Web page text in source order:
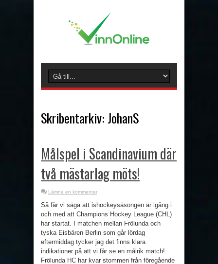
Skribentarkiv: JohanS
Målspel i Scandinavium där
två mästarlag möts!
Lämna en kommentar
Så får vi säga att ishockeysäsongen är igång i
och med att Champions Hockey League (CHL)
har startat. I matchen mellan Frölunda och
tyska Eisbären Berlin som går lördag
eftermiddag tycker jag det finns klara
indikationer på att vi får se en målrik match!
Frölunda HC har kvar stommen från föregående